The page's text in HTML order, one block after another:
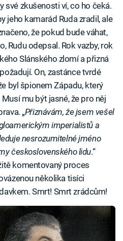
své zkušenosti ví, co ho čeká.
jeho kamarád Ruda zradil, ale
že pokud bude váhat,
Rudu odepsal. Rok vazby, rok
Slánského zlomí a přizná
On, zastánce tvrdé
byl špionem Západu, který
mu být jasné, že pro něj
„Přiznávám, že jsem vešel
imperialistů a
nesrozumitelné jméno
československého lidu.“
komentovaný proces
několika tisíci
Smrt! Smrt zrádcům!